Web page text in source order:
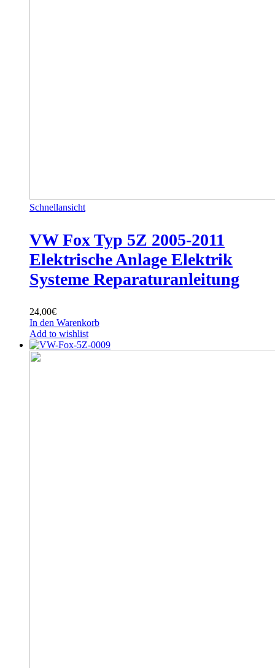
Schnellansicht
VW Fox Typ 5Z 2005-2011
Elektrische Anlage Elektrik
Systeme Reparaturanleitung
24,00€
In den Warenkorb
Add to wishlist